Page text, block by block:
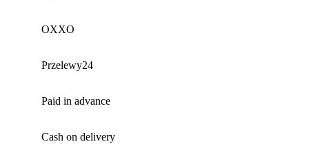
OXXO
Przelewy24
Paid in advance
Cash on delivery